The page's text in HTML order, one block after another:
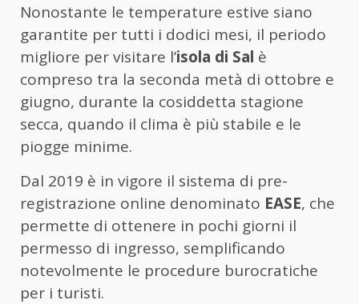
Nonostante le temperature estive siano
garantite per tutti i dodici mesi, il periodo
migliore per visitare l’isola di Sal è
compreso tra la seconda metà di ottobre e
giugno, durante la cosiddetta stagione
secca, quando il clima è più stabile e le
piogge minime.
Dal 2019 è in vigore il sistema di pre-
registrazione online denominato EASE, che
permette di ottenere in pochi giorni il
permesso di ingresso, semplificando
notevolmente le procedure burocratiche
per i turisti.